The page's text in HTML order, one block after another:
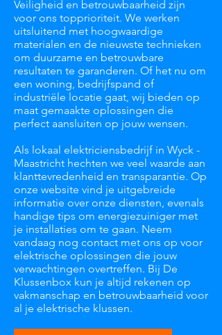
Veiligheid en betrouwbaarheid zijn
voor ons topprioriteit. We werken
uitsluitend met hoogwaardige
materialen en de nieuwste technieken
om duurzame en betrouwbare
resultaten te garanderen. Of het nu om
een woning, bedrijfspand of
industriële locatie gaat, wij bieden op
maat gemaakte oplossingen die
perfect aansluiten op jouw wensen.
Als lokaal elektriciensbedrijf in Wyck -
Maastricht hechten we veel waarde aan
klanttevredenheid en transparantie. Op
onze website vind je uitgebreide
informatie over onze diensten, evenals
handige tips om energiezuiniger met
je installaties om te gaan. Neem
vandaag nog contact met ons op voor
elektrische oplossingen die jouw
verwachtingen overtreffen. Bij De
Klussenbox kun je altijd rekenen op
vakmanschap en betrouwbaarheid voor
al je elektrische klussen.